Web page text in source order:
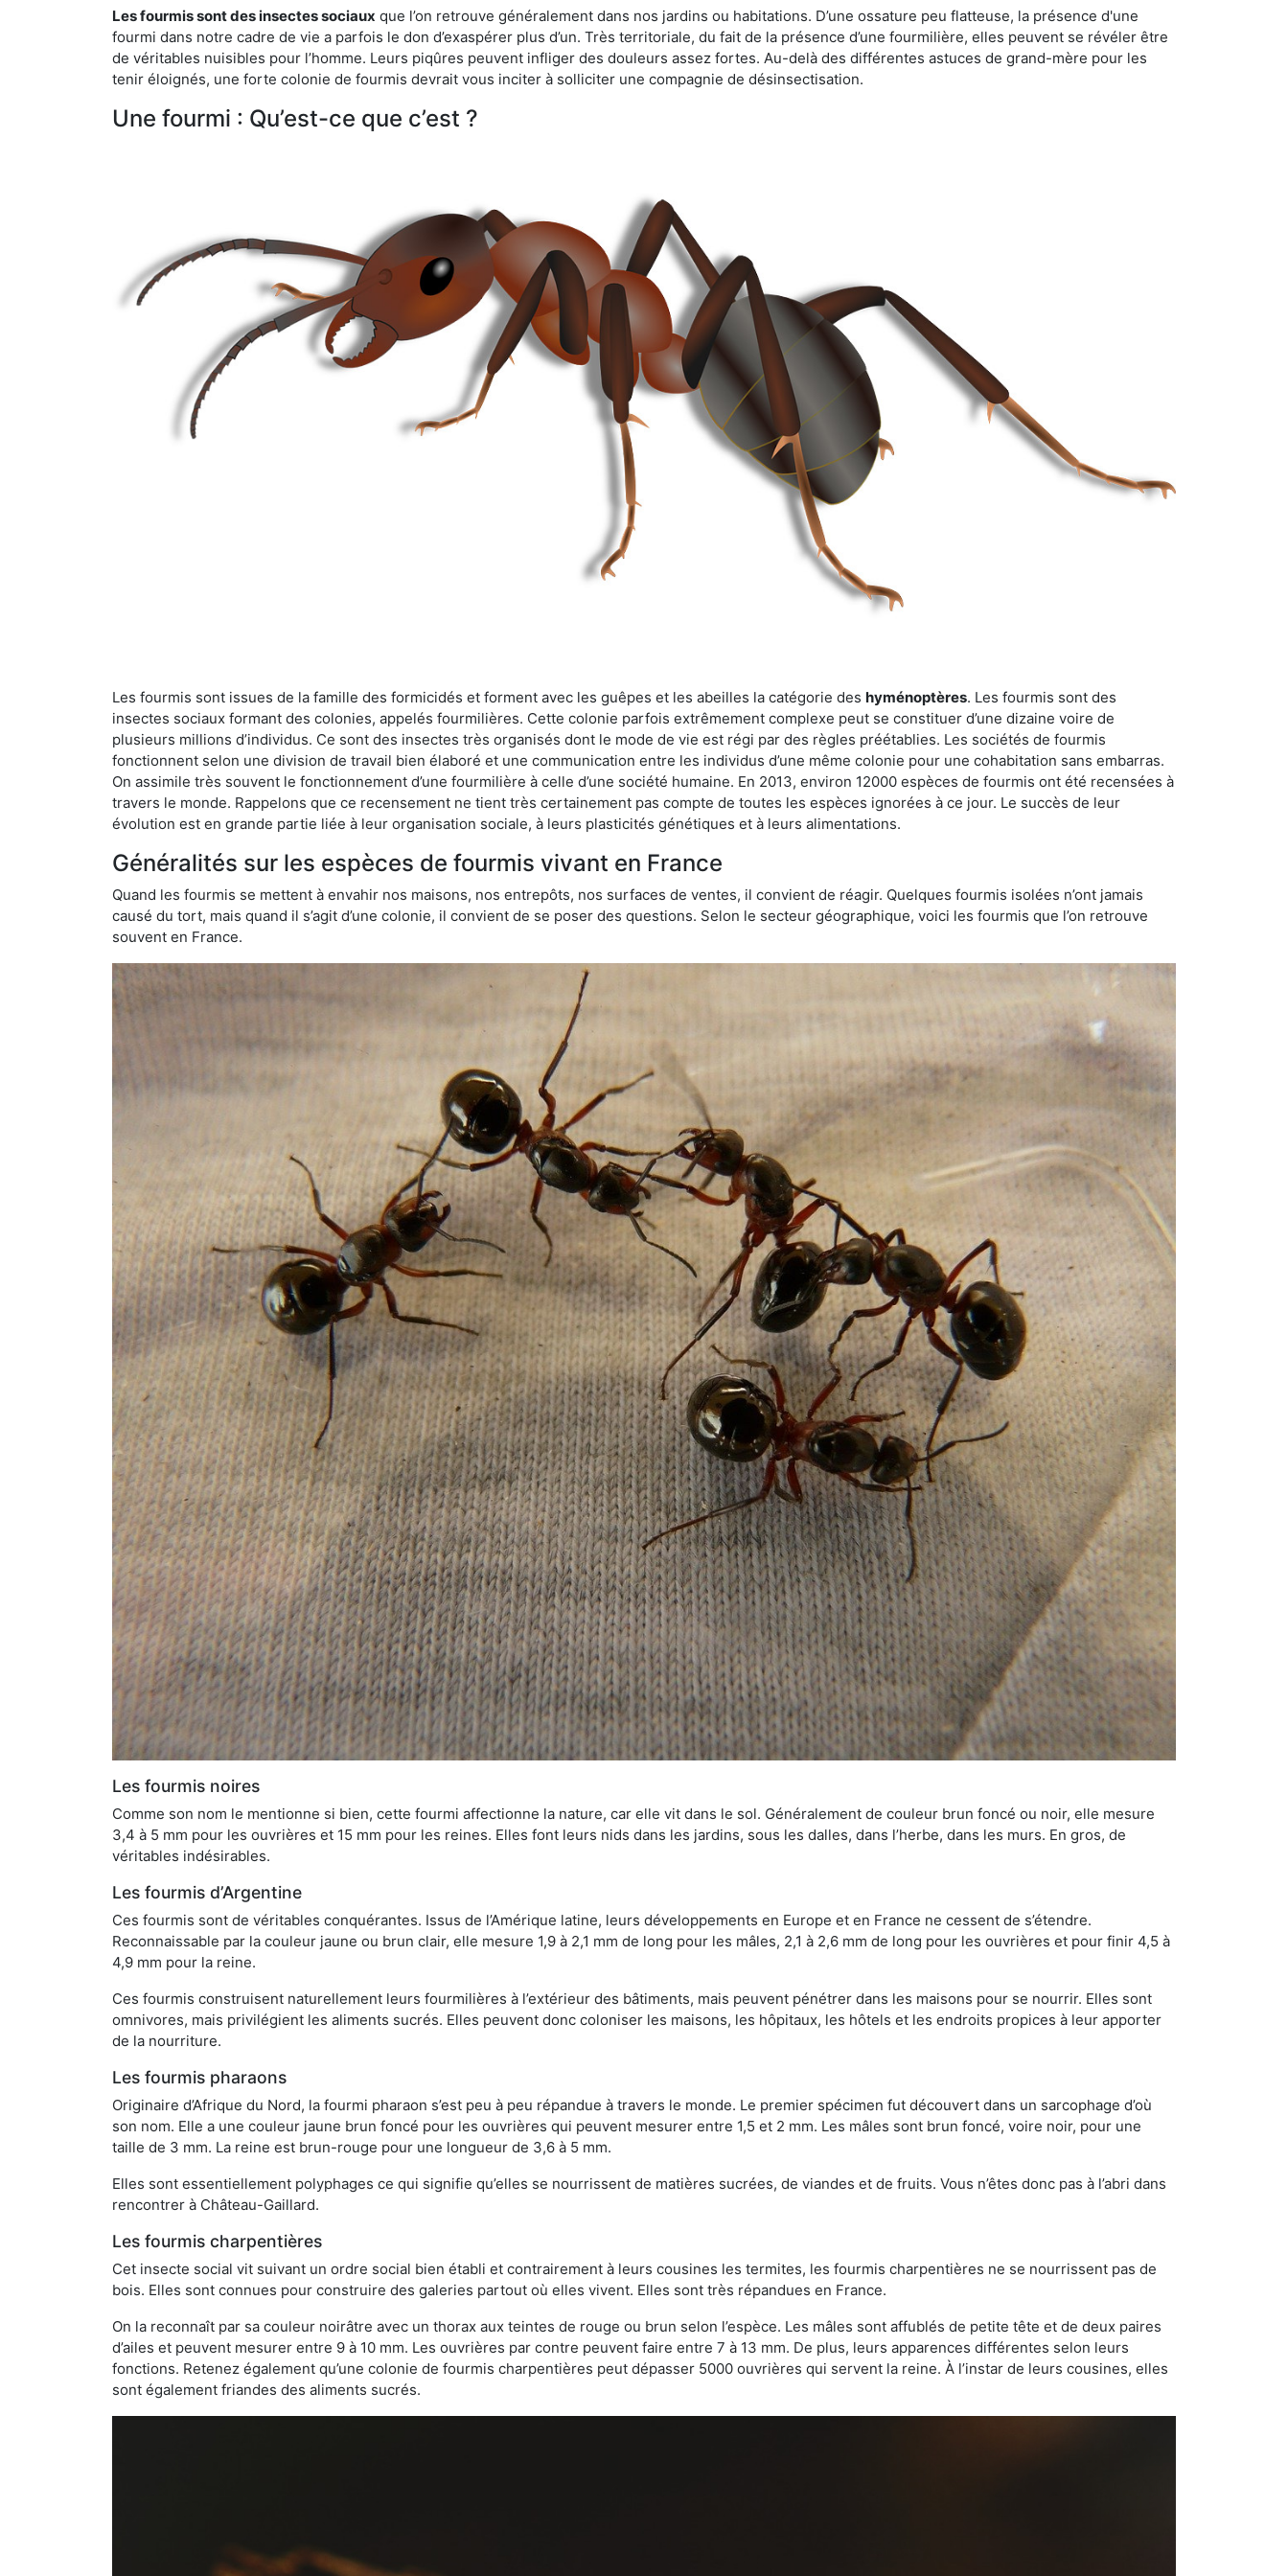
Les fourmis sont des insectes sociaux que l’on retrouve généralement dans nos jardins ou habitations. D’une ossature peu flatteuse, la présence d'une
fourmi dans notre cadre de vie a parfois le don d’exaspérer plus d’un. Très territoriale, du fait de la présence d’une fourmilière, elles peuvent se révéler être
de véritables nuisibles pour l’homme. Leurs piqûres peuvent infliger des douleurs assez fortes. Au-delà des différentes astuces de grand-mère pour les
tenir éloignés, une forte colonie de fourmis devrait vous inciter à solliciter une compagnie de désinsectisation.
Une fourmi : Qu’est-ce que c’est ?
Les fourmis sont issues de la famille des formicidés et forment avec les guêpes et les abeilles la catégorie des hyménoptères. Les fourmis sont des
insectes sociaux formant des colonies, appelés fourmilières. Cette colonie parfois extrêmement complexe peut se constituer d’une dizaine voire de
plusieurs millions d’individus. Ce sont des insectes très organisés dont le mode de vie est régi par des règles préétablies. Les sociétés de fourmis
fonctionnent selon une division de travail bien élaboré et une communication entre les individus d’une même colonie pour une cohabitation sans embarras.
On assimile très souvent le fonctionnement d’une fourmilière à celle d’une société humaine. En 2013, environ 12000 espèces de fourmis ont été recensées à
travers le monde. Rappelons que ce recensement ne tient très certainement pas compte de toutes les espèces ignorées à ce jour. Le succès de leur
évolution est en grande partie liée à leur organisation sociale, à leurs plasticités génétiques et à leurs alimentations.
Généralités sur les espèces de fourmis vivant en France
Quand les fourmis se mettent à envahir nos maisons, nos entrepôts, nos surfaces de ventes, il convient de réagir. Quelques fourmis isolées n’ont jamais
causé du tort, mais quand il s’agit d’une colonie, il convient de se poser des questions. Selon le secteur géographique, voici les fourmis que l’on retrouve
souvent en France.
Les fourmis noires
Comme son nom le mentionne si bien, cette fourmi affectionne la nature, car elle vit dans le sol. Généralement de couleur brun foncé ou noir, elle mesure
3,4 à 5 mm pour les ouvrières et 15 mm pour les reines. Elles font leurs nids dans les jardins, sous les dalles, dans l’herbe, dans les murs. En gros, de
véritables indésirables.
Les fourmis d’Argentine
Ces fourmis sont de véritables conquérantes. Issus de l’Amérique latine, leurs développements en Europe et en France ne cessent de s’étendre.
Reconnaissable par la couleur jaune ou brun clair, elle mesure 1,9 à 2,1 mm de long pour les mâles, 2,1 à 2,6 mm de long pour les ouvrières et pour finir 4,5 à
4,9 mm pour la reine.
Ces fourmis construisent naturellement leurs fourmilières à l’extérieur des bâtiments, mais peuvent pénétrer dans les maisons pour se nourrir. Elles sont
omnivores, mais privilégient les aliments sucrés. Elles peuvent donc coloniser les maisons, les hôpitaux, les hôtels et les endroits propices à leur apporter
de la nourriture.
Les fourmis pharaons
Originaire d’Afrique du Nord, la fourmi pharaon s’est peu à peu répandue à travers le monde. Le premier spécimen fut découvert dans un sarcophage d’où
son nom. Elle a une couleur jaune brun foncé pour les ouvrières qui peuvent mesurer entre 1,5 et 2 mm. Les mâles sont brun foncé, voire noir, pour une
taille de 3 mm. La reine est brun-rouge pour une longueur de 3,6 à 5 mm.
Elles sont essentiellement polyphages ce qui signifie qu’elles se nourrissent de matières sucrées, de viandes et de fruits. Vous n’êtes donc pas à l’abri dans
rencontrer à Château-Gaillard.
Les fourmis charpentières
Cet insecte social vit suivant un ordre social bien établi et contrairement à leurs cousines les termites, les fourmis charpentières ne se nourrissent pas de
bois. Elles sont connues pour construire des galeries partout où elles vivent. Elles sont très répandues en France.
On la reconnaît par sa couleur noirâtre avec un thorax aux teintes de rouge ou brun selon l’espèce. Les mâles sont affublés de petite tête et de deux paires
d’ailes et peuvent mesurer entre 9 à 10 mm. Les ouvrières par contre peuvent faire entre 7 à 13 mm. De plus, leurs apparences différentes selon leurs
fonctions. Retenez également qu’une colonie de fourmis charpentières peut dépasser 5000 ouvrières qui servent la reine. À l’instar de leurs cousines, elles
sont également friandes des aliments sucrés.